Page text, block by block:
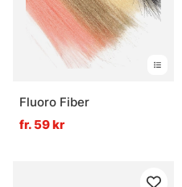
Fluoro Fiber
fr. 59 kr